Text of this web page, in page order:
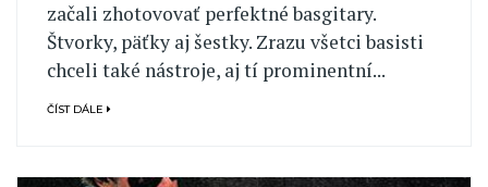
začali zhotovovať perfektné basgitary.
Štvorky, päťky aj šestky. Zrazu všetci basisti
chceli také nástroje, aj tí prominentní...
ČÍST DÁLE